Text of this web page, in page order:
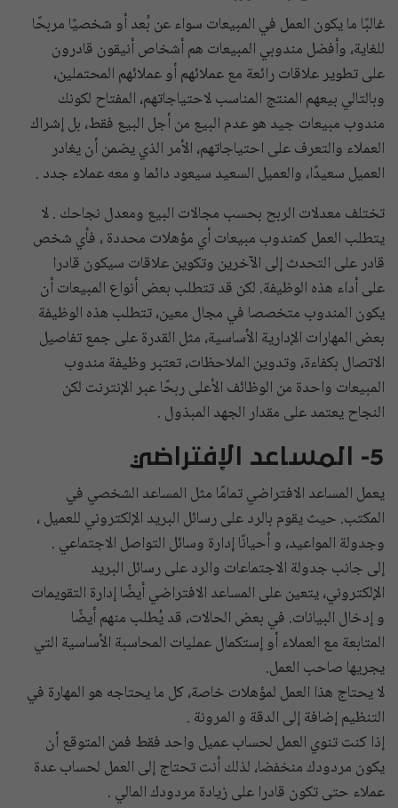
غالبًا ما يكون العمل في المبيعات سواء عن بُعد أو شخصيًا مربحًا
للغاية، وأفضل مندوبي المبيعات هم أشخاص أنيقون قادرون
على تطوير علاقات رائعة مع عملائهم أو عملائهم المحتملين،
وبالتالي بيعهم المنتج المناسب لاحتياجاتهم، المفتاح لكونك
مندوب مبيعات جيد هو عدم البيع من أجل البيع فقط، بل إشراك
العملاء والتعرف على احتياجاتهم، الأمر الذي يضمن أن يغادر
العميل سعيدًا، والعميل السعيد سيعود دائما و معه عملاء جدد .
تختلف معدلات الربح بحسب مجالات البيع ومعدل نجاحك . لا
يتطلب العمل كمندوب مبيعات أي مؤهلات محددة ، فأي شخص
قادر على التحدث إلى الآخرين وتكوين علاقات سيكون قادرا
على أداء هذه الوظيفة. لكن قد تتطلب بعض أنواع المبيعات أن
يكون المندوب متخصصا في مجال معين، تتطلب هذه الوظيفة
بعض المهارات الإدارية الأساسية، مثل القدرة على جمع تفاصيل
الاتصال بكفاءة، وتدوين الملاحظات، تعتبر وظيفة مندوب
المبيعات واحدة من الوظائف الأعلى ربحًا عبر الإنترنت لكن
النجاح يعتمد على مقدار الجهد المبذول .
5- المساعد الإفتراضي
يعمل المساعد الافتراضي تمامًا مثل المساعد الشخصي في
المكتب. حيث يقوم بالرد على رسائل البريد الإلكتروني للعميل ،
وجدولة المواعيد، و أحيانًا إدارة وسائل التواصل الاجتماعي .
إلى جانب جدولة الاجتماعات والرد على رسائل البريد
الإلكتروني، يتعين على المساعد الافتراضي أيضًا إدارة التقويمات
و إدخال البيانات. في بعض الحالات، قد يُطلب منهم أيضًا
المتابعة مع العملاء أو إستكمال عمليات المحاسبة الأساسية التي
يجريها صاحب العمل.
لا يحتاج هذا العمل لمؤهلات خاصة، كل ما يحتاجه هو المهارة في
التنظيم إضافة إلى الدقة و المرونة .
إذا كنت تنوي العمل لحساب عميل واحد فقط فمن المتوقع أن
يكون مردودك منخفضا، لذلك أنت تحتاج إلى العمل لحساب عدة
عملاء حتى تكون قادرا على زيادة مردودك المالي .